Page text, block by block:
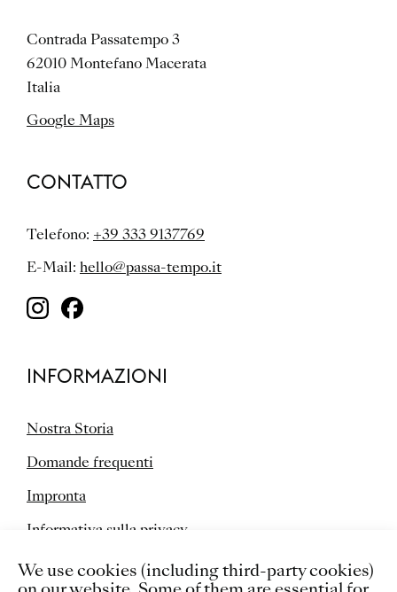
We use cookies (including third-party cookies)
Contrada Passatempo 3
62010 Montefano Macerata
Italia
Google Maps
CONTATTO
Telefono: +39 333 9137769
E-Mail: hello@passa-tempo.it
INFORMAZIONI
Nostra Storia
Domande frequenti
Impronta
Informativa sulla privacy
Cookies